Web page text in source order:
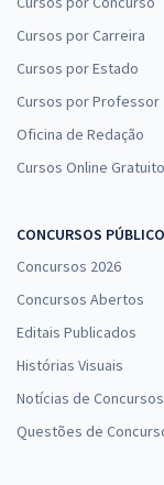
Cursos por Carreira
Cursos por Estado
Cursos por Professor
Oficina de Redação
Cursos Online
CONCURSOS
Concursos 2026
Concursos Abertos
Editais Publicados
Histórias Visuais
Notícias de Concursos
Questões de